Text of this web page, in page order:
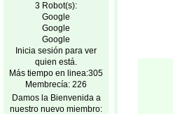
3 Robot(s):
Google
Google
Google
Inicia sesión para ver
quien está.
Más tiempo en linea:305
Membrecía: 226
Damos la Bienvenida a
nuestro nuevo miembro: